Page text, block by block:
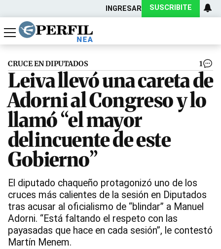
INGRESAR SUSCRIBITE
Política
Economía
Actualidad
CRUCE EN DIPUTADOS 1
Leiva llevó una careta de
Adorni al Congreso y lo
llamó “el mayor
delincuente de este
Gobierno”
El diputado chaqueño protagonizó uno de los
cruces más calientes de la sesión en Diputados
tras acusar al oficialismo de “blindar” a Manuel
Adorni. “Está faltando el respeto con las
payasadas que hace en cada sesión”, le contestó
Martín Menem.